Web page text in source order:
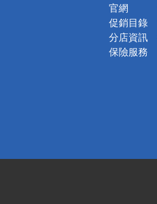
官網
促銷目錄
分店資訊
保險服務